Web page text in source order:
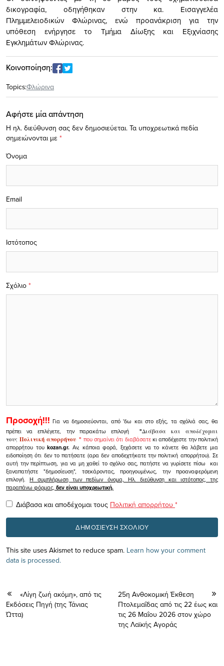
δικογραφία, οδηγήθηκαν στην κα. Εισαγγελέα
Πλημμελειοδικών Φλώρινας, ενώ προανάκριση για την
υπόθεση ενήργησε το Τμήμα Δίωξης και Εξιχνίασης
Εγκλημάτων Φλώρινας.
Κοινοποίηση:
Topics:Φλώρινα
Αφήστε μία απάντηση
Η ηλ. διεύθυνση σας δεν δημοσιεύεται. Τα υποχρεωτικά πεδία
σημειώνονται με *
Σχόλιο *
Όνομα
Email
Ιστότοπος
Προσοχή!!! Για να δημοσιεύονται, από 'δω και στο εξής, τα σχόλιά σας, θα
πρέπει να επιλέγετε, την παρακάτω επιλογή
"Διάβασα και αποδέχομαι
τουςΠολιτική απορρήτου" που σημαίνει ότι διαβάσατεκι αποδέχεστε την πολιτική
απορρήτου τουkozan.gr. Αν, κάποια φορά, ξεχάσετε να το κάνετε θα λάβετε μια
ειδοποίηση ότι δεν το πατήσατε (αρα δεν αποδεχτήκατε την πολιτική απορρήτου). Σε
αυτή την περίπτωση, για να μη χαθεί το σχόλιο σας, πατήστε να γυρίσετε πίσω και
ξαναπατήστε "δημοσίευση", τσεκάροντας, προηγουμένως, την προαναφερόμενη
επιλογή.Η συμπλήρωση των πεδίων όνομα, Ηλ. διεύθυνση και ιστότοπος, της
παραπάνω φόρμας, δεν είναι υποχρεωτική.
Διάβασα και αποδέχομαι τους Πολιτική απορρήτου *
This site uses Akismet to reduce spam. Learn how your comment
data is processed.
«Λίγη ζωή ακόμη», από τις
Εκδόσεις Πηγή (της Τάνιας
Ώττα)
25η Ανθοκομική Έκθεση
Πτολεμαΐδας από τις 22 έως και
τις 26 Μαΐου 2026 στον χώρο
της Λαϊκής Αγοράς